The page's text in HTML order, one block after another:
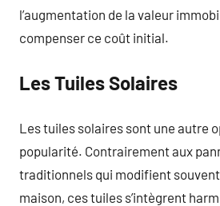
l’augmentation de la valeur
compenser ce coût initial.
Les Tuiles Solaires
Les tuiles solaires sont une autre
popularité. Contrairement aux
traditionnels qui modifient souvent
maison, ces tuiles s’intègrent